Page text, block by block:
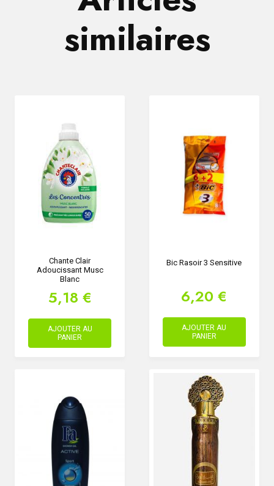
similaires
Chante Clair
Adoucissant Musc
Blanc
5,18 €
AJOUTER AU
PANIER
Bic Rasoir 3 Sensitive
6,20 €
AJOUTER AU
PANIER